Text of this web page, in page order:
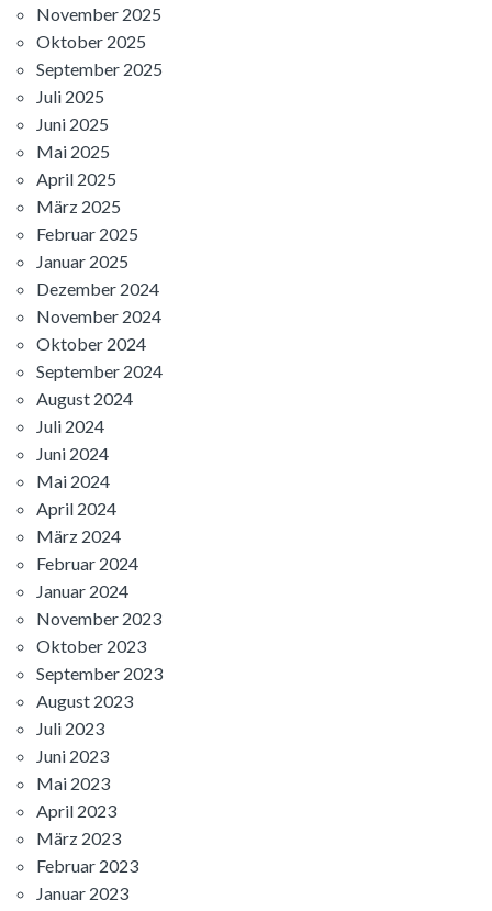
November 2025
Oktober 2025
September 2025
Juli 2025
Juni 2025
Mai 2025
April 2025
März 2025
Februar 2025
Januar 2025
Dezember 2024
November 2024
Oktober 2024
September 2024
August 2024
Juli 2024
Juni 2024
Mai 2024
April 2024
März 2024
Februar 2024
Januar 2024
November 2023
Oktober 2023
September 2023
August 2023
Juli 2023
Juni 2023
Mai 2023
April 2023
März 2023
Februar 2023
Januar 2023